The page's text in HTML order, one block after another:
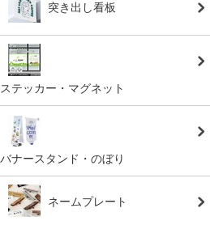
突き出し看板
ステッカー・マグネット
バナースタンド・のぼり
ネームプレート